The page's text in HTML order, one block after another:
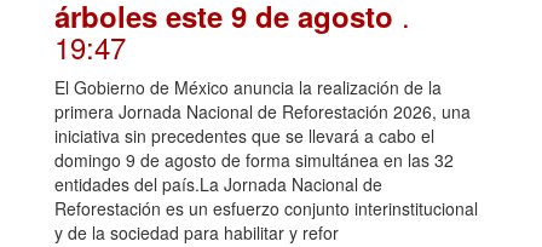
árboles este 9 de agosto .
19:47
El Gobierno de México anuncia la realización de la
primera Jornada Nacional de Reforestación 2026, una
iniciativa sin precedentes que se llevará a cabo el
domingo 9 de agosto de forma simultánea en las 32
entidades del país.La Jornada Nacional de
Reforestación es un esfuerzo conjunto interinstitucional
y de la sociedad para habilitar y refor